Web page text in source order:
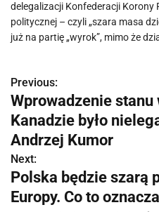
delegalizacji Konfederacji Korony
politycznej – czyli „szara masa
już na partię „wyrok”, mimo że
N
a
w
i
g
Previous:
Wprowadzenie
Kanadzie było
Andrzej Kumor
Next:
Polska będzie szarą
Europy. Co to oznacza